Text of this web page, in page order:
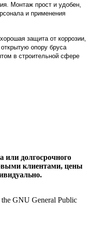
Монтаж прост и удобен,
и применения
защита от коррозии,
опору бруса
в строительной сфере
или долгосрочного
клиентами, цены
the GNU General Public